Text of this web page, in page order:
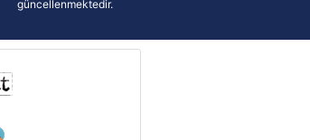
güncellenmektedir.